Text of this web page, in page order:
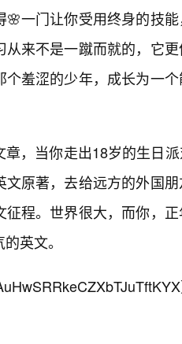
🌸一门让你受用终身的技
从来不是一蹴而就的，它
羞涩的少年，成长为一
章，当你走出18岁的生日
原著，去给远方的外国
征程。世界很大，而你，
英文。